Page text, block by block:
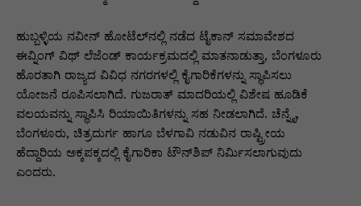
k
er
ಹುಬ್ಬಳ್ಳಿಯ ನವೀನ್​ ಹೋಟೆಲ್​​ನಲ್ಲಿ ನಡೆದ ಟೈಕಾನ್ ಸಮಾವೇಶದ
ಈವ್ನಿಂಗ್ ವಿಥ್ ಲೆಜೆಂಡ್ ಕಾರ್ಯಕ್ರಮದಲ್ಲಿ ಮಾತನಾಡುತ್ತಾ, ಬೆಂಗಳೂರು
ಹೊರತಾಗಿ ರಾಜ್ಯದ ವಿವಿಧ ನಗರಗಳಲ್ಲಿ ಕೈಗಾರಿಕೆಗಳನ್ನು ಸ್ಥಾಪಿಸಲು
ಯೋಜನೆ ರೂಪಿಸಲಾಗಿದೆ. ಗುಜರಾತ್ ಮಾದರಿಯಲ್ಲಿ ವಿಶೇಷ ಹೂಡಿಕೆ
ವಲಯವನ್ನು ಸ್ಥಾಪಿಸಿ ರಿಯಾಯಿತಿಗಳನ್ನು ಸಹ ನೀಡಲಾಗಿದೆ. ಚೆನ್ನೈ,
ಬೆಂಗಳೂರು, ಚಿತ್ರದುರ್ಗ ಹಾಗೂ ಬೆಳಗಾವಿ ನಡುವಿನ ರಾಷ್ಟ್ರೀಯ
ಹೆದ್ದಾರಿಯ ಅಕ್ಕಪಕ್ಕದಲ್ಲಿ ಕೈಗಾರಿಕಾ ಟೌನ್‌ಶಿಪ್ ನಿರ್ಮಿಸಲಾಗುವುದು
ಎಂದರು.